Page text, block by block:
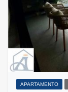
APARTAMENTO